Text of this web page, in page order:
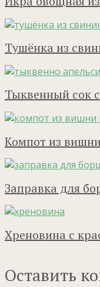
Тушёнка из
Тыквенный сок
Компот из
Заправка для
Хреновина с
Оставить